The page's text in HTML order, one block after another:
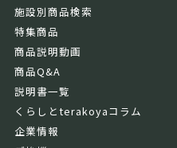
施設別商品検索
特集商品
商品説明動画
商品Q&A
説明書一覧
くらしとterakoyaコラム
企業情報